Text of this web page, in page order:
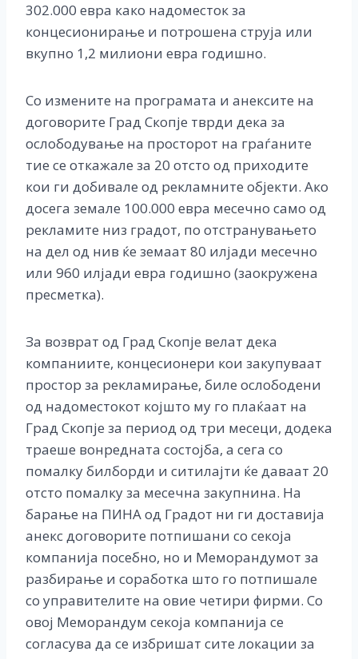
302.000 евра како надоместок за
концесионирање и потрошена струја или
вкупно 1,2 милиони евра годишно.
Со измените на програмата и анексите на
договорите Град Скопје тврди дека за
ослободување на просторот на граѓаните
тие се откажале за 20 отсто од приходите
кои ги добивале од рекламните објекти. Ако
досега земале 100.000 евра месечно само од
рекламите низ градот, по отстранувањето
на дел од нив ќе земаат 80 илјади месечно
или 960 илјади евра годишно (заокружена
пресметка).
За возврат од Град Скопје велат дека
компаниите, концесионери кои закупуваат
простор за рекламирање, биле ослободени
од надоместокот којшто му го плаќаат на
Град Скопје за период од три месеци, додека
траеше вонредната состојба, а сега со
помалку билборди и ситилајти ќе даваат 20
отсто помалку за месечна закупнина. На
барање на ПИНА од Градот ни ги доставија
анекс договорите потпишани со секоја
компанија посебно, но и Меморандумот за
разбирање и соработка што го потпишале
со управителите на овие четири фирми. Со
овој Меморандум секоја компанија се
согласува да се избришат сите локации за